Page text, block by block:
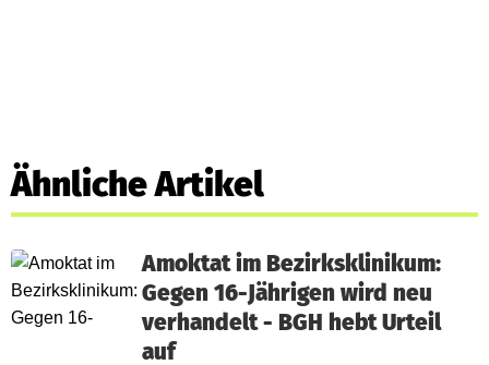
Ähnliche Artikel
Amoktat im Bezirksklinikum:
Gegen 16-Jährigen wird neu
verhandelt - BGH hebt Urteil
auf